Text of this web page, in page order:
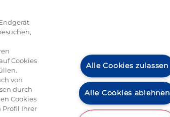
Cookies
von
durch
Cookies
Profil Ihrer
Alle Cookies zulassen
Alle Cookies ablehnen